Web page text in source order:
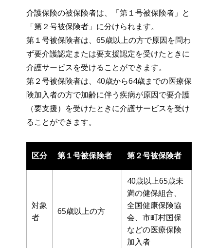
介護保険の被保険者は、「第１号被保険者」と
「第２号被保険者」に分けられます。
第１号被保険者は、65歳以上の方で原因を問わ
ず要介護認定または要支援認定を受けたときに
介護サービスを受けることができます。
第２号被保険者は、40歳から64歳までの医療保
険加入者の方で加齢に伴う疾病が原因で要介護
（要支援）を受けたときに介護サービスを受け
ることができます。
区分 第１号被保険者 第２号被保険者
対象
者
65歳以上の方
40歳以上65歳未
満の健保組合、
全国健康保険協
会、市町村国保
などの医療保険
加入者